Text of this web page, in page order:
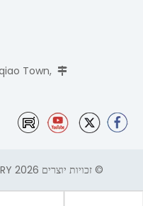

Town,
© זכויות יוצרים 2026